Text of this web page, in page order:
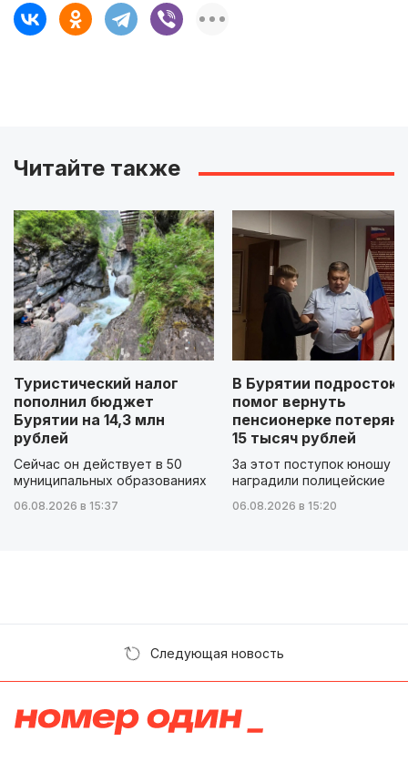
Читайте также
Туристический налог
пополнил бюджет
Бурятии на 14,3 млн
рублей
Сейчас он действует в 50
муниципальных образованиях
06.08.2026 в 15:37
В Бурятии подросток
помог вернуть
пенсионерке
15 тысяч рублей
За этот поступок юношу
наградили полицейские
06.08.2026 в 15:20
Следующая новость